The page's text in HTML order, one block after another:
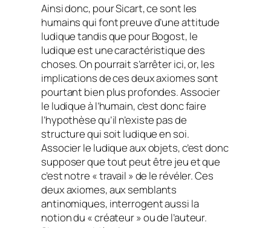
Ainsi donc, pour Sicart, ce sont les
humains qui font preuve d’une attitude
ludique tandis que pour Bogost, le
ludique est une caractéristique des
choses. On pourrait s’arrêter ici, or, les
implications de ces deux axiomes sont
pourtant bien plus profondes. Associer
le ludique à l’humain, c’est donc faire
l’hypothèse qu’il n’existe pas de
structure qui soit ludique en soi.
Associer le ludique aux objets, c’est donc
supposer que tout peut être jeu et que
c’est notre « travail » de le révéler. Ces
deux axiomes, aux semblants
antinomiques, interrogent aussi la
notion du « créateur » ou de l’auteur.